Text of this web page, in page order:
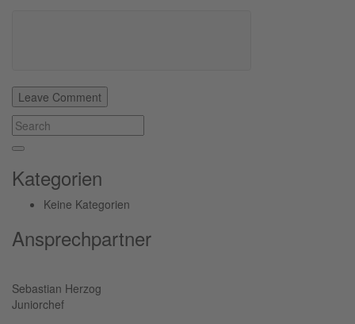
Kategorien
Keine Kategorien
Ansprechpartner
Sebastian Herzog
Juniorchef